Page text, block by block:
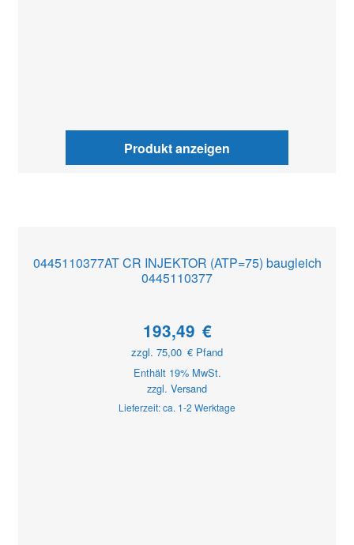
Produkt anzeigen
0445110377AT CR INJEKTOR (ATP=75) baugleich
0445110377
193,49 €
zzgl. 75,00 € Pfand
Enthält 19% MwSt.
zzgl. Versand
Lieferzeit: ca. 1-2 Werktage